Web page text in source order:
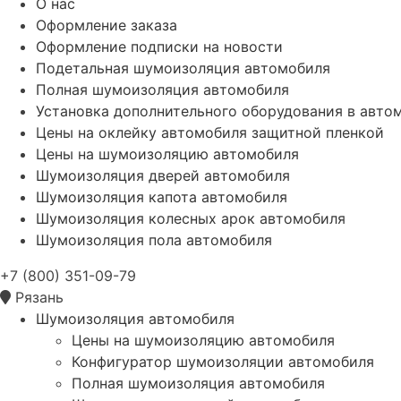
Оформление заказа
Оформление подписки на новости
Подетальная шумоизоляция автомобиля
Полная шумоизоляция автомобиля
Установка дополнительного оборудования в
Цены на оклейку автомобиля защитной пленкой
Цены на шумоизоляцию автомобиля
Шумоизоляция дверей автомобиля
Шумоизоляция капота автомобиля
Шумоизоляция колесных арок автомобиля
Шумоизоляция пола автомобиля
+7 (800) 351-09-79
Рязань
Шумоизоляция автомобиля
Цены на шумоизоляцию автомобиля
Конфигуратор шумоизоляции автомобиля
Полная шумоизоляция автомобиля